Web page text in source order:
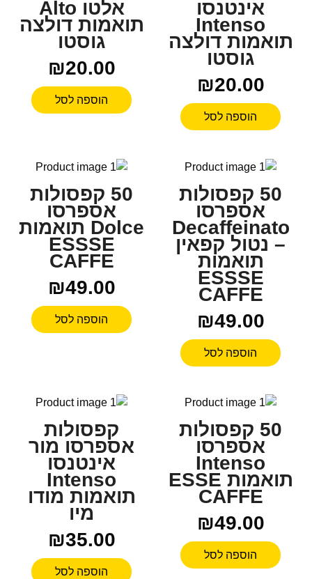
אינטנסו
Intenso
תואמות דולצה
גוסטו
₪20.00
הוספה לסל
אלטו Alto
תואמות דולצה
גוסטו
₪20.00
הוספה לסל
50 קפסולות
אספרסו
Decaffeinato
– נטול קפאין
תואמות
ESSSE
CAFFE
₪49.00
הוספה לסל
50 קפסולות
אספרסו
Dolce תואמות
ESSSE
CAFFE
₪49.00
הוספה לסל
50 קפסולות
אספרסו
Intenso
תואמות ESSE
CAFFE
₪49.00
הוספה לסל
קפסולות
אספרסו מור
אינטנסו
Intenso
תואמות מודו
מיו
₪35.00
הוספה לסל